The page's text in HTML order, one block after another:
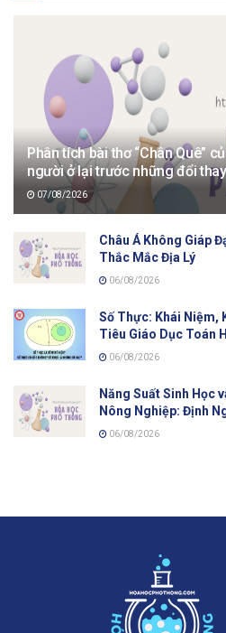
Phân tích bài thơ “Chân Quê”
người ở lại trước những đổi thay
07/08/2026
Châu Á Không Giáp
Thắc Mắc Địa Lý
06/08/2026
Số Thực: Khái Niệm,
Tiêu Giáo Dục Toán
06/08/2026
Năng Suất Sinh Học
Nông Nghiệp: Định
06/08/2026